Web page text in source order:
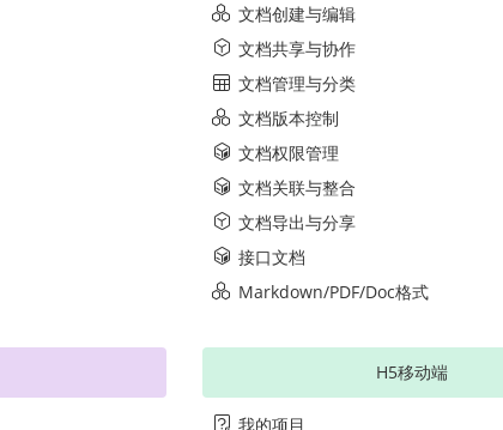
文档创建与编辑
文档共享与协作
文档管理与分类
文档版本控制
文档权限管理
文档关联与整合
文档导出与分享
接口文档
Markdown/PDF/Doc格式
H5移动端
我的项目